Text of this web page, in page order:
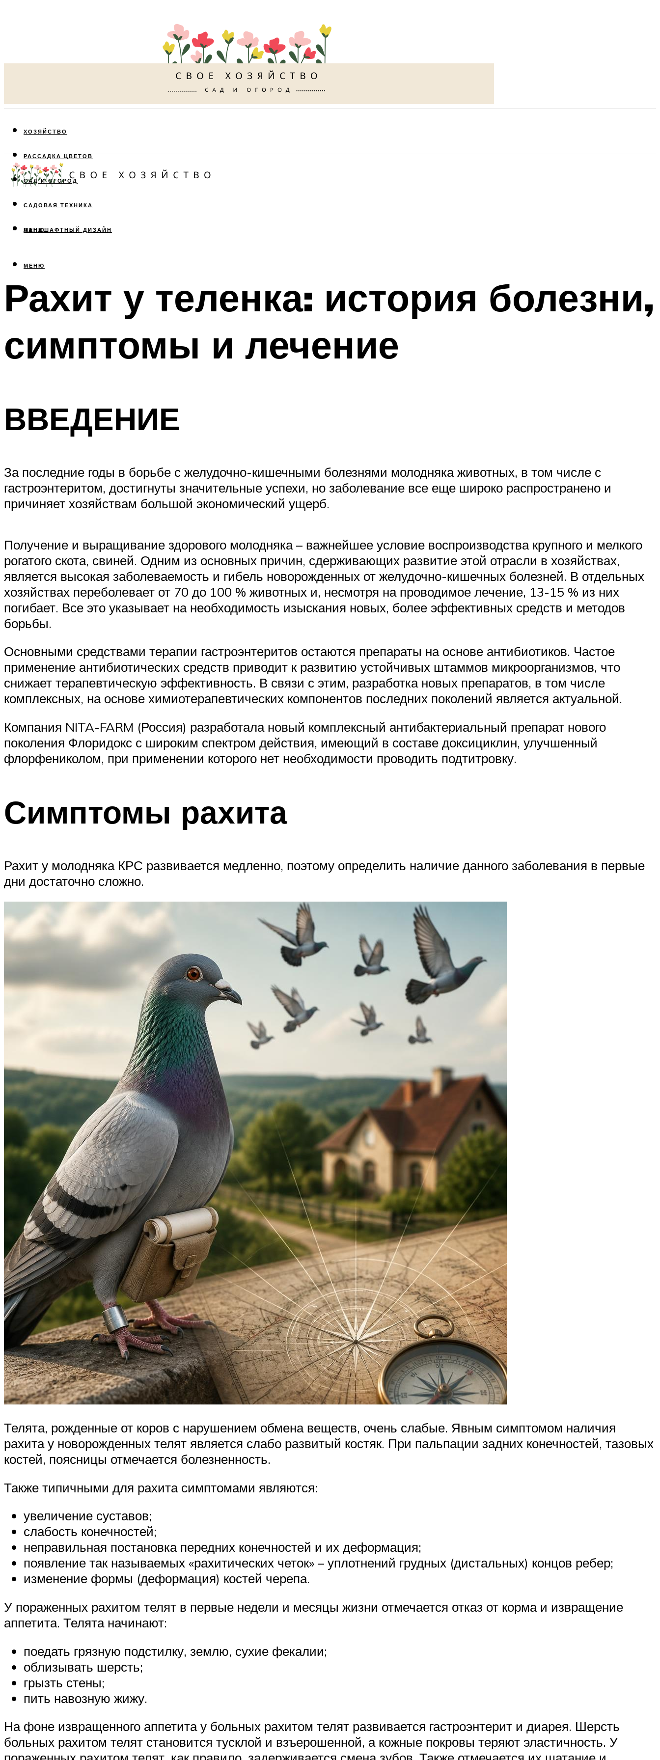
ХОЗЯЙСТВО
РАССАДКА ЦВЕТОВ
САД И ОГОРОД
САДОВАЯ ТЕХНИКА
ЛАНДШАФТНЫЙ ДИЗАЙН
МЕНЮ
МЕНЮ
Рахит у теленка: история болезни,
симптомы и лечение
ВВЕДЕНИЕ
За последние годы в борьбе с желудочно-кишечными болезнями молодняка животных, в том числе с
гастроэнтеритом, достигнуты значительные успехи, но заболевание все еще широко распространено и
причиняет хозяйствам большой экономический ущерб.
Получение и выращивание здорового молодняка – важнейшее условие воспроизводства крупного и мелкого
рогатого скота, свиней. Одним из основных причин, сдерживающих развитие этой отрасли в хозяйствах,
является высокая заболеваемость и гибель новорожденных от желудочно-кишечных болезней. В отдельных
хозяйствах переболевает от 70 до 100 % животных и, несмотря на проводимое лечение, 13-15 % из них
погибает. Все это указывает на необходимость изыскания новых, более эффективных средств и методов
борьбы.
Основными средствами терапии гастроэнтеритов остаются препараты на основе антибиотиков. Частое
применение антибиотических средств приводит к развитию устойчивых штаммов микроорганизмов, что
снижает терапевтическую эффективность. В связи с этим, разработка новых препаратов, в том числе
комплексных, на основе химиотерапевтических компонентов последних поколений является актуальной.
Компания NITA-FARM (Россия) разработала новый комплексный антибактериальный препарат нового
поколения Флоридокс с широким спектром действия, имеющий в составе доксициклин, улучшенный
флорфениколом, при применении которого нет необходимости проводить подтитровку.
Симптомы рахита
Рахит у молодняка КРС развивается медленно, поэтому определить наличие данного заболевания в первые
дни достаточно сложно.
Телята, рожденные от коров с нарушением обмена веществ, очень слабые. Явным симптомом наличия
рахита у новорожденных телят является слабо развитый костяк. При пальпации задних конечностей, тазовых
костей, поясницы отмечается болезненность.
Также типичными для рахита симптомами являются:
увеличение суставов;
слабость конечностей;
неправильная постановка передних конечностей и их деформация;
появление так называемых «рахитических четок» – уплотнений грудных (дистальных) концов ребер;
изменение формы (деформация) костей черепа.
У пораженных рахитом телят в первые недели и месяцы жизни отмечается отказ от корма и извращение
аппетита. Телята начинают:
поедать грязную подстилку, землю, сухие фекалии;
облизывать шерсть;
грызть стены;
пить навозную жижу.
На фоне извращенного аппетита у больных рахитом телят развивается гастроэнтерит и диарея. Шерсть
больных рахитом телят становится тусклой и взъерошенной, а кожные покровы теряют эластичность. У